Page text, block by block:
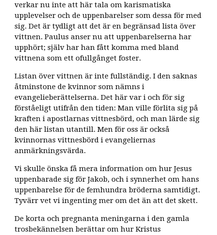
verkar nu inte att här tala om karismatiska
upplevelser och de uppenbarelser som dessa för med
sig. Det är tydligt att det är en begränsad lista över
vittnen. Paulus anser nu att uppenbarelserna har
upphört; själv har han fått komma med bland
vittnena som ett ofullgånget foster.
Listan över vittnen är inte fullständig. I den saknas
åtminstone de kvinnor som nämns i
evangelieberättelserna. Det här var i och för sig
förståeligt utifrån den tiden: Man ville förlita sig på
kraften i apostlarnas vittnesbörd, och man lärde sig
den här listan utantill. Men för oss är också
kvinnornas vittnesbörd i evangeliernas
anmärkningsvärda.
Vi skulle önska få mera information om hur Jesus
uppenbarade sig för Jakob, och i synnerhet om hans
uppenbarelse för de femhundra bröderna samtidigt.
Tyvärr vet vi ingenting mer om det än att det skett.
De korta och pregnanta meningarna i den gamla
trosbekännelsen berättar om hur Kristus